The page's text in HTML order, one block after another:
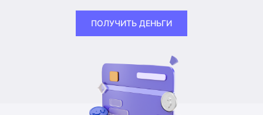
ПОЛУЧИТЬ ДЕНЬГИ